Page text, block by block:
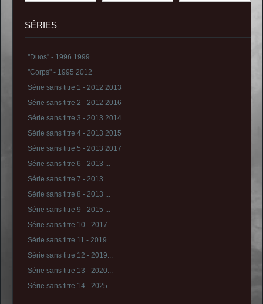
SÉRIES
''Duos'' - 1996 1999
''Corps'' - 1995 2012
Série sans titre 1 - 2012 2013
Série sans titre 2 - 2012 2016
Série sans titre 3 - 2013 2014
Série sans titre 4 - 2013 2015
Série sans titre 5 - 2013 2017
Série sans titre 6 - 2013 ...
Série sans titre 7 - 2013 ...
Série sans titre 8 - 2013 ...
Série sans titre 9 - 2015 ...
Série sans titre 10 - 2017 ...
Série sans titre 11 - 2019...
Série sans titre 12 - 2019...
Série sans titre 13 - 2020...
Série sans titre 14 - 2025 ...